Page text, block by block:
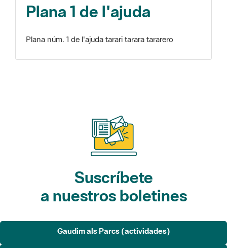
Plana 1 de l'ajuda
Plana núm. 1 de l'ajuda tarari tarara tararero
Suscríbete
a nuestros boletines
Gaudim als Parcs (actividades)